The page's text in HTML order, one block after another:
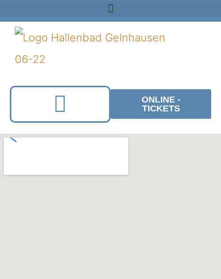
ONLINE -
TICKETS